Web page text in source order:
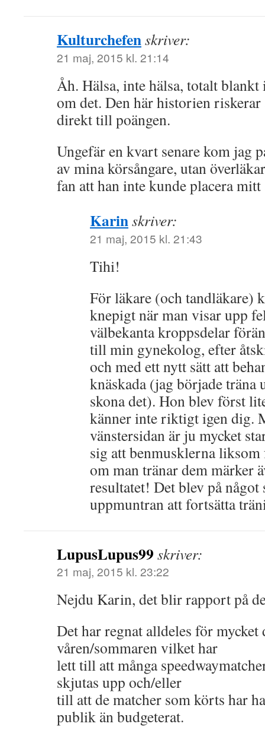
Kulturchefenskriver:
21 maj, 2015 kl. 21:14
Åh. Hälsa, inte hälsa, totalt
om det. Den här historien
direkt till poängen.
Ungefär en kvart senare kom jag
av mina körsångare, utan
fan att han inte kunde placera mitt
Karinskriver:
21 maj, 2015 kl. 21:43
Tihi!
För läkare (och tandläkare)
knepigt när man visar upp
välbekanta kroppsdelar
till min gynekolog, efter
och med ett nytt sätt att
knäskada (jag började
skona det). Hon blev först
känner inte riktigt igen dig.
vänstersidan är ju mycket
sig att benmusklerna
om man tränar dem märker
resultatet! Det blev på något
uppmuntran att fortsätta
LupusLupus99 skriver:
21 maj, 2015 kl. 23:22
Nejdu Karin, det blir rapport på
Det har regnat alldeles för mycket
våren/sommaren vilket har
lett till att många
skjutas upp och/eller
till att de matcher som körts har
publik än budgeterat.